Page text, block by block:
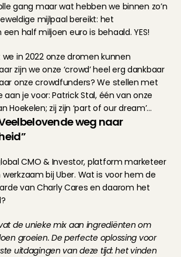
gang maar wat hebben we binnen zo’n
mijlpaal bereikt: het
half miljoen euro is behaald. YES!
in 2022 onze dromen kunnen
zijn we onze ‘crowd’ heel erg dankbaar
onze crowdfunders? We stellen met
je voor: Patrick Stal, één van onze
Hoekelen; zij zijn ‘part of our dream’...
weg naar
CMO & Investor, platform marketeer
bij Uber. Wat is voor hem de
van Charly Cares en daarom het
de unieke mix aan ingrediënten om
groeien. De perfecte oplossing voor
uitdagingen van deze tijd: het vinden